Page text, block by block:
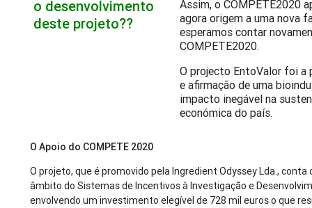
o desenvolvimento
deste projeto??
Assim, o COMPETE2020
agora origem a uma nova
esperamos contar
COMPETE2020.
O projecto EntoValor foi a
e afirmação de uma
impacto inegável na
económica do país.
O Apoio do COMPETE 2020
O projeto, que é promovido pela Ingredient Odyssey Lda., conta
âmbito do Sistemas de Incentivos à Investigação e
envolvendo um investimento elegível de 728 mil euros o que